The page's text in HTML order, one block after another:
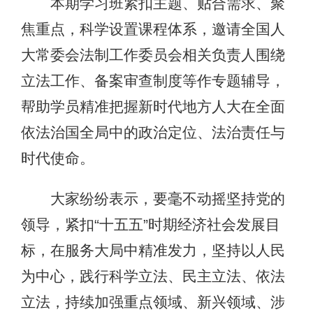
本期学习班紧扣主题、贴合需求、聚
焦重点，科学设置课程体系，邀请全国人
大常委会法制工作委员会相关负责人围绕
立法工作、备案审查制度等作专题辅导，
帮助学员精准把握新时代地方人大在全面
依法治国全局中的政治定位、法治责任与
时代使命。
大家纷纷表示，要毫不动摇坚持党的
领导，紧扣“十五五”时期经济社会发展目
标，在服务大局中精准发力，坚持以人民
为中心，践行科学立法、民主立法、依法
立法，持续加强重点领域、新兴领域、涉